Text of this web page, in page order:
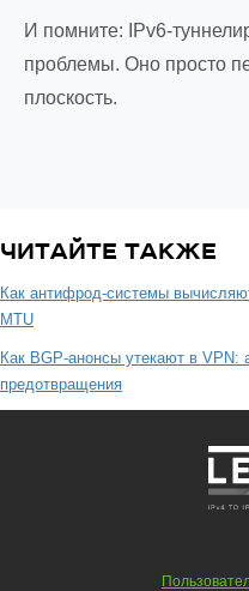
И помните: IPv6-
проблемы. Оно просто
плоскость.
ЧИТАЙТЕ ТАКЖЕ
Как антифрод-системы
MTU
Как BGP-анонсы утекают в VPN:
предотвращения